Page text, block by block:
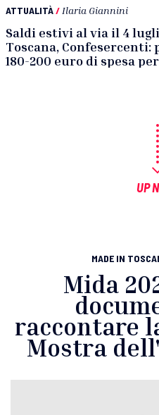
ATTUALITÀ/ Ilaria Giannini
Saldi estivi al via il 4
Toscana, Confesercenti:
180-200 euro di spesa
UP
MADE IN
Mida
raccontare
Mostra